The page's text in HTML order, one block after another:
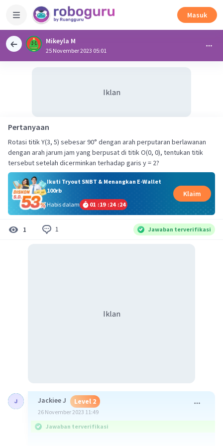
Masuk
Mikeyla M
25 November 2023 05:01
Iklan
Pertanyaan
Rotasi titik Y(3, 5) sebesar 90° dengan arah perputaran berlawanan
dengan arah jarum jam yang berpusat di titik O(0, 0), tentukan titik
tersebut setelah dicerminkan terhadap garis y = 2?
Ikuti Tryout SNBT & Menangkan E-Wallet
100rb
Habis dalam
01 :19 :24 :23
Klaim
1 1 Jawaban terverifikasi
Iklan
Jackiee J Level 2
26 November 2023 11:49
Jawaban terverifikasi